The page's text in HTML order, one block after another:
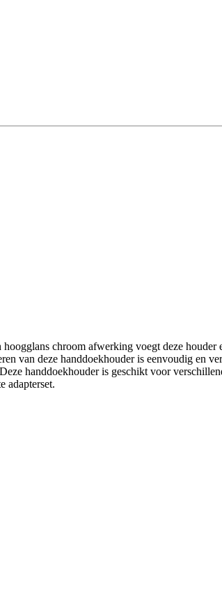
chroom afwerking voegt deze houder
van deze handdoekhouder is eenvoudig en
handdoekhouder is geschikt voor
adapterset.